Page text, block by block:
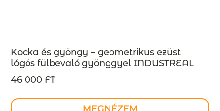
Kocka és gyöngy – geometrikus ezüst
lógós fülbevaló gyönggyel INDUSTREAL
kollekció – design ékszer –
MEGRENDELÉSRE
46 000 FT
MEGNÉZEM